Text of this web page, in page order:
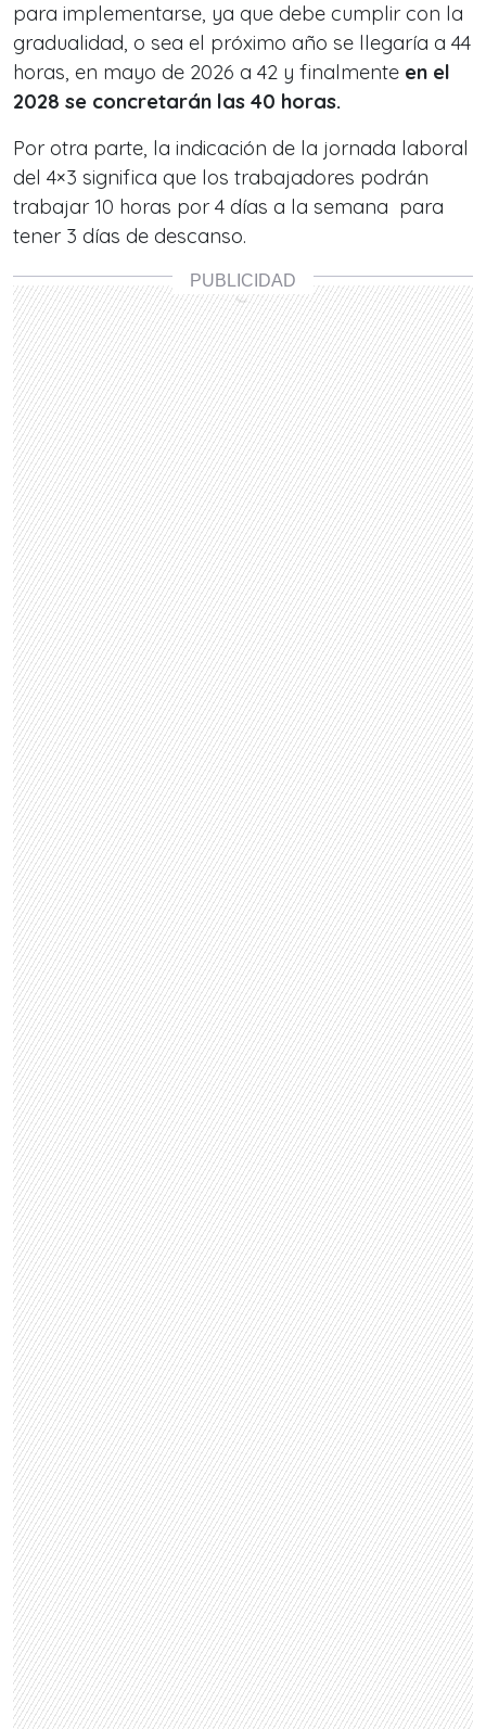
para implementarse, ya que debe cumplir con la
gradualidad, o sea el próximo año se llegaría a 44
horas, en mayo de 2026 a 42 y finalmente en el
2028 se concretarán las 40 horas.
Por otra parte, la indicación de la jornada laboral
del 4×3 significa que los trabajadores podrán
trabajar 10 horas por 4 días a la semana para
tener 3 días de descanso.